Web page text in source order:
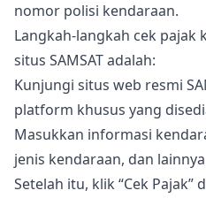
nomor polisi kendaraan.
Langkah-langkah cek pajak
situs SAMSAT adalah:
Kunjungi situs web resmi
platform khusus yang
Masukkan informasi
jenis kendaraan, dan
Setelah itu, klik “Cek Pajak”